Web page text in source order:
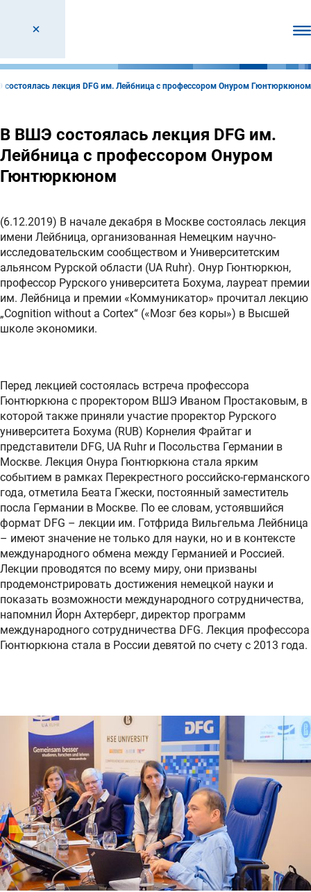
лекция DFG им. Лейбница с профессором Онуром Гюнтюркюном
В ВШЭ состоялась лекция DFG им.
Лейбница с профессором Онуром
Гюнтюркюном
(6.12.2019) В начале декабря в Москве состоялась лекция
имени Лейбница, организованная Немецким научно-
исследовательским сообществом и Университетским
альянсом Рурской области (UA Ruhr). Онур Гюнтюркюн,
профессор Рурского университета Бохума, лауреат премии
им. Лейбница и премии «Коммуникатор» прочитал лекцию
„Cognition without a Cortex“ («Мозг без коры») в Высшей
школе экономики.
Перед лекцией состоялась встреча профессора
Гюнтюркюна с проректором ВШЭ Иваном Простаковым, в
которой также приняли участие проректор Рурского
университета Бохума (RUB) Корнелия Фрайтаг и
представители DFG, UA Ruhr и Посольства Германии в
Москве. Лекция Онура Гюнтюркюна стала ярким
событием в рамках Перекрестного российско-германского
года, отметила Беата Гжески, постоянный заместитель
посла Германии в Москве. По ее словам, устоявшийся
формат DFG – лекции им. Готфрида Вильгельма Лейбница
– имеют значение не только для науки, но и в контексте
международного обмена между Германией и Россией.
Лекции проводятся по всему миру, они призваны
продемонстрировать достижения немецкой науки и
показать возможности международного сотрудничества,
напомнил Йорн Ахтерберг, директор программ
международного сотрудничества DFG. Лекция профессора
Гюнтюркюна стала в России девятой по счету с 2013 года.